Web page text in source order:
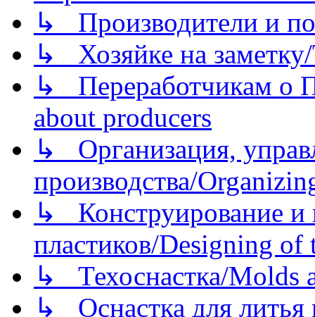
↳ Производители и
↳ Хозяйке на
↳ Переработчикам о
about producers
↳ Организация,
производства/
↳ Конструирование и
пластиков/Designing of
↳ Техоснастка/Molds
↳ Оснастка для литья